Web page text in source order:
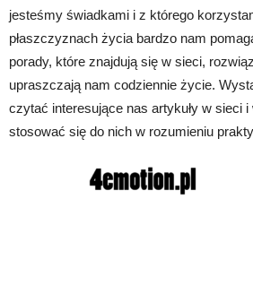
jesteśmy świadkami i z którego
płaszczyznach życia bardzo nam
porady, które znajdują się w sieci,
upraszczają nam codziennie życie.
czytać interesujące nas artykuły w sieci
stosować się do nich w rozumieniu